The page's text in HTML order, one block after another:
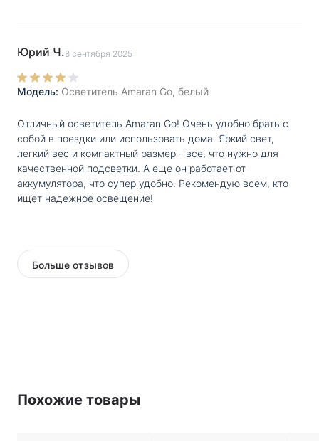
Юрий Ч.8 сентября 2025
Модель: Осветитель Amaran Go, белый
Отличный осветитель Amaran Go! Очень удобно брать с
собой в поездки или использовать дома. Яркий свет,
легкий вес и компактный размер - все, что нужно для
качественной подсветки. А еще он работает от
аккумулятора, что супер удобно. Рекомендую всем, кто
ищет надежное освещение!
Больше отзывов
Похожие товары